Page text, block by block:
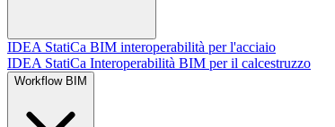
IDEA StatiCa BIM interoperabilità per l'acciaio
IDEA StatiCa Interoperabilità BIM per il calcestruzzo
Workflow BIM